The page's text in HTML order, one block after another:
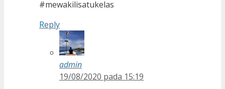
#mewakilisatukelas
Reply
admin
19/08/2020 pada 15:19